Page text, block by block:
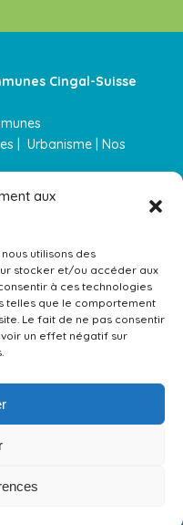
aux
utilisons des
stocker et/ou accéder aux
à ces technologies
telles que le comportement
Le fait de ne pas consentir
un effet négatif sur
Cingal-Suisse
Urbanisme |
Nos